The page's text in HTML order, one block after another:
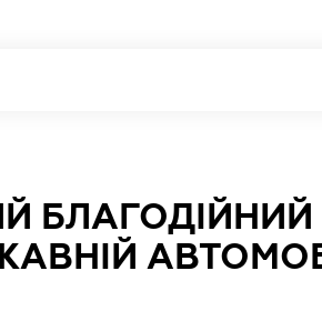
БЛАГОДІЙНИЙ